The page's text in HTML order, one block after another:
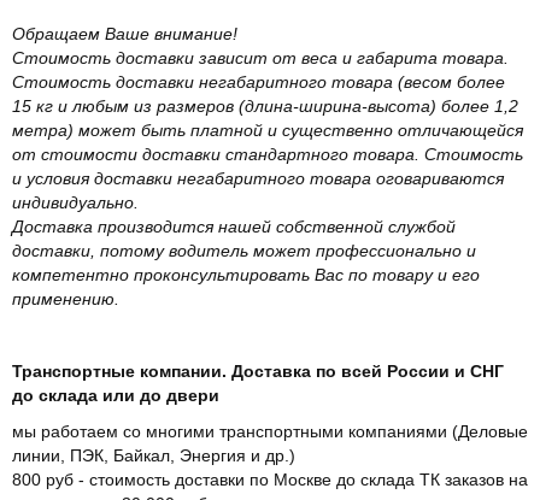
Обращаем Ваше внимание!
Стоимость доставки зависит от веса и габарита товара.
Стоимость доставки негабаритного товара (весом более
15 кг и любым из размеров (длина-ширина-высота) более 1,2
метра) может быть платной и существенно отличающейся
от стоимости доставки стандартного товара. Стоимость
и условия доставки негабаритного товара оговариваются
индивидуально.
Доставка производится нашей собственной службой
доставки, потому водитель может профессионально и
компетентно проконсультировать Вас по товару и его
применению.
Транспортные компании. Доставка по всей России и СНГ
до склада или до двери
мы работаем со многими транспортными компаниями (Деловые
линии, ПЭК, Байкал, Энергия и др.)
800 руб - стоимость доставки по Москве до склада ТК заказов на